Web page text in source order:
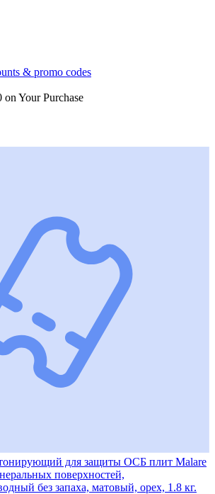
& promo codes
on Your Purchase
для защиты ОСБ плит Malare
поверхностей,
без запаха, матовый, орех, 1.8 кг.